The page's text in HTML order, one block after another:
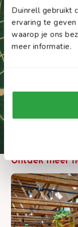
Duinrell gebruikt
ervaring te
waarop je ons
meer informatie.
INTERACTIEVE
Ontdek
Vind attracties,
op de interactieve
Ontdek meer